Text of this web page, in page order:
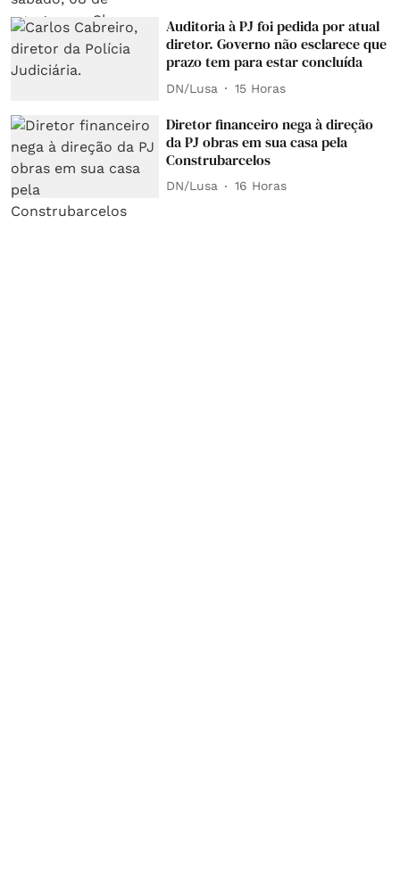
Auditoria à PJ foi pedida por atual
diretor. Governo não esclarece que
prazo tem para estar concluída
DN/Lusa 15 Horas
Diretor financeiro nega à direção
da PJ obras em sua casa pela
Construbarcelos
DN/Lusa 16 Horas